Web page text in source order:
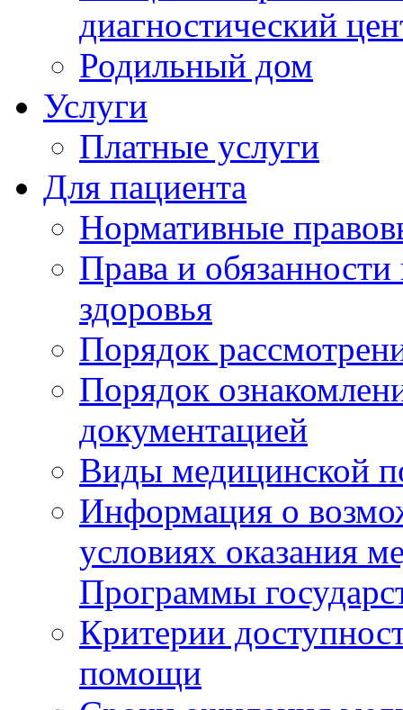
диагностический
Родильный дом
Услуги
Платные услуги
Для пациента
Нормативные
Права и
здоровья
Порядок
Порядок
документацией
Виды медицинской
Информация о
условиях оказания
Программы
Критерии
помощи